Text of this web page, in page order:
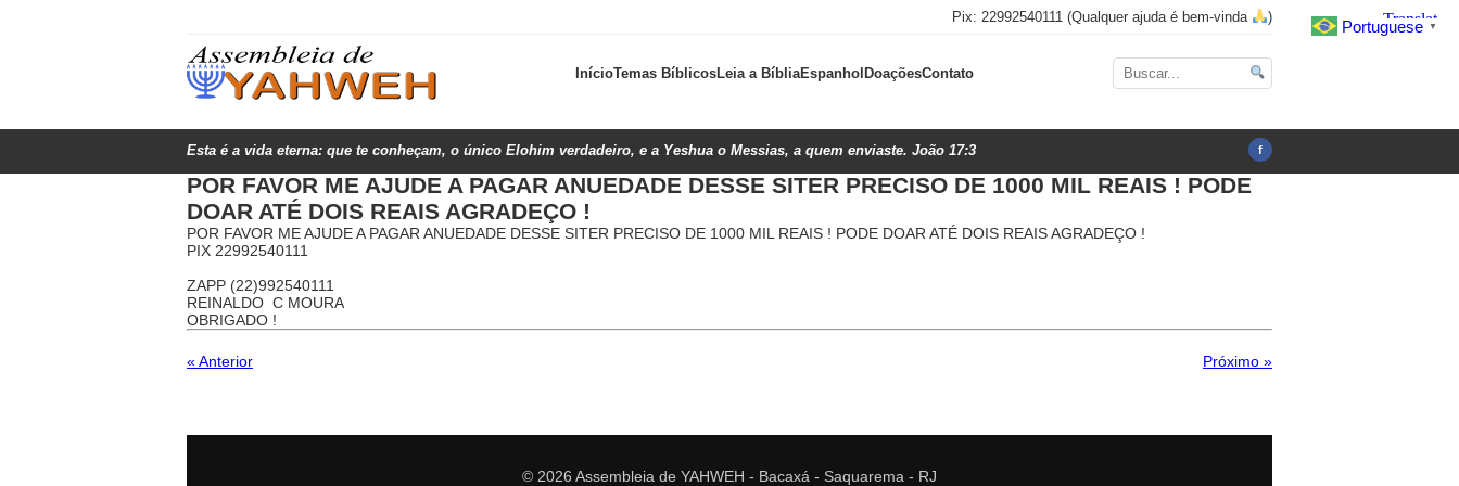
Pix: 22992540111 (Qualquer ajuda é bem-vinda )
InícioTemas BíblicosLeia a BíbliaEspanholDoaçõesContato
Esta é a vida eterna: que te conheçam, o único Elohim verdadeiro, e a Yeshua o Messias, a quem enviaste. João 17:3 f
POR FAVOR ME AJUDE A PAGAR ANUEDADE DESSE SITER PRECISO DE 1000 MIL REAIS ! PODE
DOAR ATÉ DOIS REAIS AGRADEÇO !
POR FAVOR ME AJUDE A PAGAR ANUEDADE DESSE SITER PRECISO DE 1000 MIL REAIS ! PODE DOAR ATÉ DOIS REAIS AGRADEÇO !
PIX 22992540111
ZAPP (22)992540111
REINALDO C MOURA
OBRIGADO !
« Anterior Próximo »
© 2026 Assembleia de YAHWEH - Bacaxá - Saquarema - RJ
Portuguese ▼